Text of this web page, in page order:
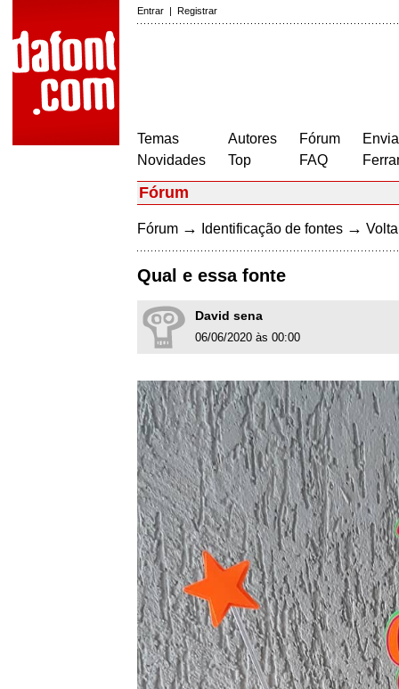
Entrar | Registrar
Temas
Novidades
Autores
Top
Fórum
FAQ
Fórum
Fórum → Identificação de fontes →
Qual e essa fonte
David sena
06/06/2020 às 00:00